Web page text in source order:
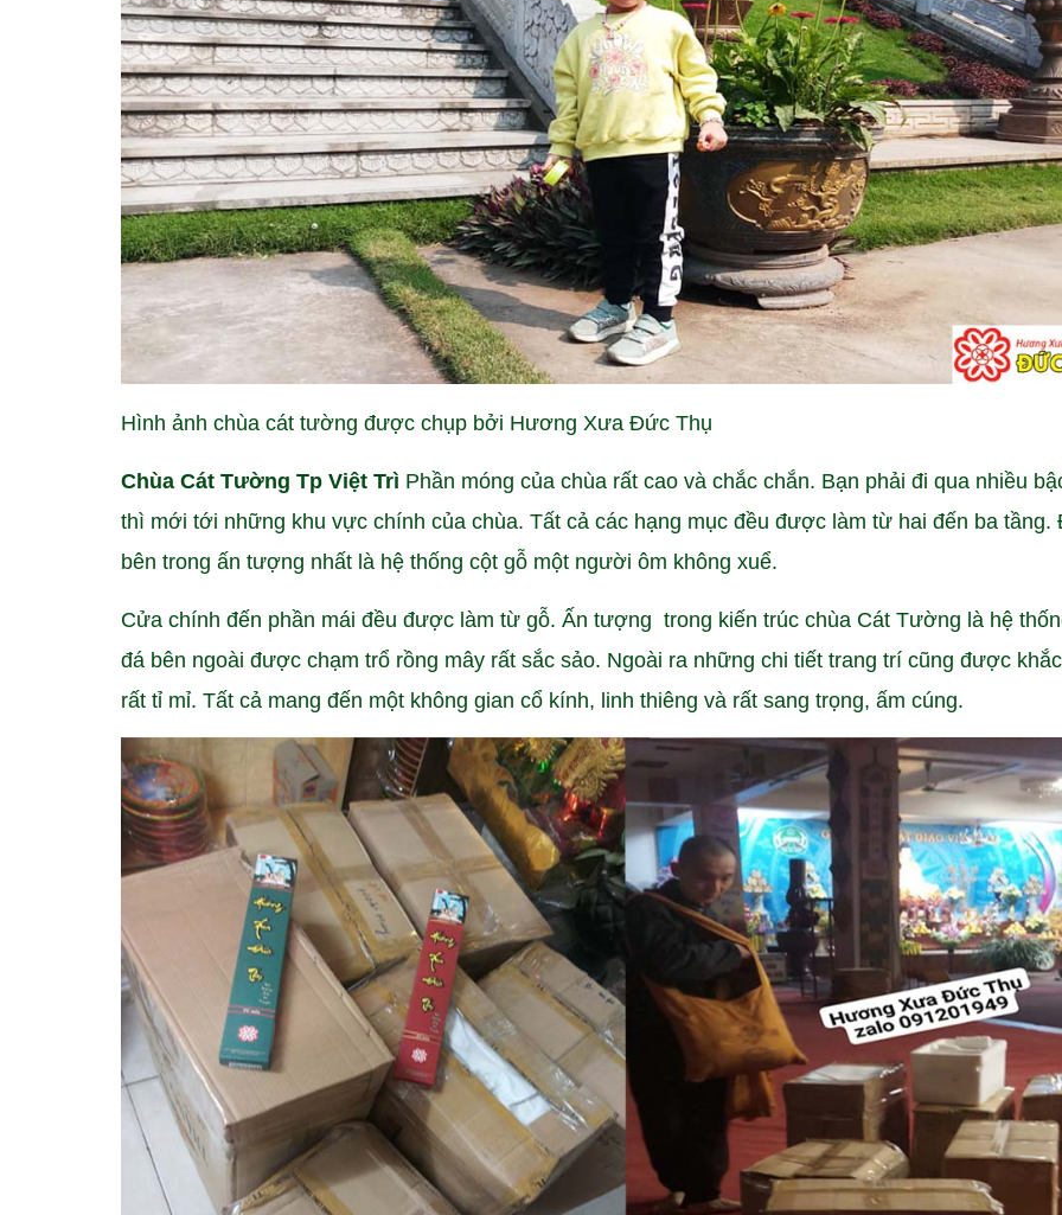
Hình ảnh chùa cát tường được chụp bởi Hương Xưa Đức Thụ
Chùa Cát Tường Tp Việt Trì Phần móng của chùa rất cao và chắc chắn. Bạn phải đi qua nhiều
thì mới tới những khu vực chính của chùa. Tất cả các hạng mục đều được làm từ hai đến ba tầng.
bên trong ấn tượng nhất là hệ thống cột gỗ một người ôm không xuể.
Cửa chính đến phần mái đều được làm từ gỗ. Ấn tượng trong kiến trúc chùa Cát Tường là hệ
đá bên ngoài được chạm trổ rồng mây rất sắc sảo. Ngoài ra những chi tiết trang trí cũng được
rất tỉ mỉ. Tất cả mang đến một không gian cổ kính, linh thiêng và rất sang trọng, ấm cúng.